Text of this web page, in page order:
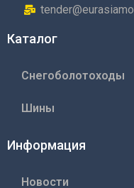
Каталог
Снегоболотоходы
Шины
Информация
Новости